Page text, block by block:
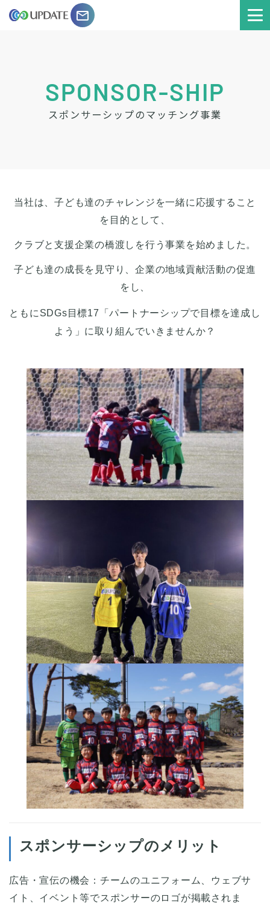
email
SPONSOR-SHIP
スポンサーシップのマッチング事業
当社は、子ども達のチャレンジを一緒に応援すること
を目的として、
クラブと支援企業の橋渡しを行う事業を始めました。
子ども達の成長を見守り、企業の地域貢献活動の促進
をし、
ともにSDGs目標17「パートナーシップで目標を達成し
よう」に取り組んでいきませんか？
スポンサーシップのメリット
広告・宣伝の機会：チームのユニフォーム、ウェブサ
イト、イベント等でスポンサーのロゴが掲載されま